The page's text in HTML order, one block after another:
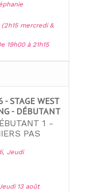
mercredi &
19h00 à 21h15
- STAGE WEST
- DÉBUTANT
1 -
PAS
Jeudi
13 août